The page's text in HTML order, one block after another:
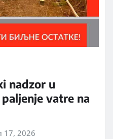
nadzor u
vatre na
17, 2026